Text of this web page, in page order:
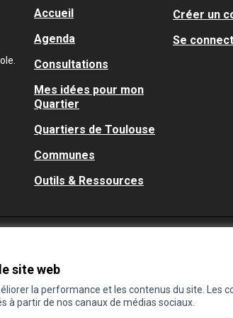
site web
la performance et les contenus du site. Les
à partir de nos canaux de médias sociaux.
Accueil
Agenda
Consultations
Mes idées pour mon
Quartier
Quartiers de Toulouse
Communes
Outils & Ressources
Créer un
Se